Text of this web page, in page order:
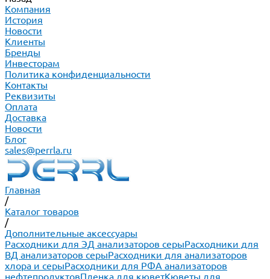
Компания
История
Новости
Клиенты
Бренды
Инвесторам
Политика конфиденциальности
Контакты
Реквизиты
Оплата
Доставка
Новости
Блог
sales@perrla.ru
Главная
/
Каталог товаров
/
Дополнительные аксессуары
Расходники для ЭД анализаторов серыРасходники для
ВД анализаторов серыРасходники для анализаторов
хлора и серыРасходники для РФА анализаторов
нефтепродуктовПленка для кюветКюветы для